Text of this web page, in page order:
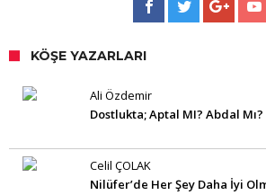
KÖŞE YAZARLARI
Ali Özdemir
Dostlukta; Aptal MI? Abdal Mı?
Celil ÇOLAK
Nilüfer’de Her Şey Daha İyi